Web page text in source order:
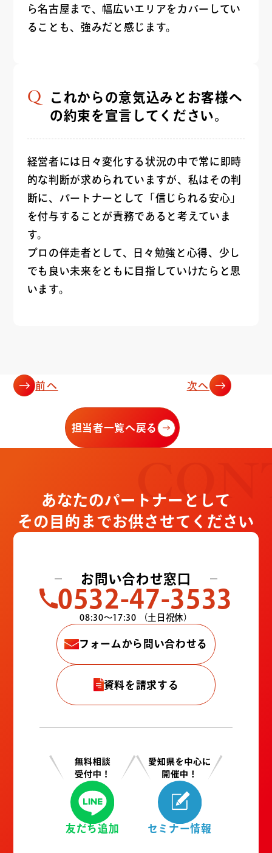
ら名古屋まで、幅広いエリアをカバーしてい
ることも、強みだと感じます。
これからの意気込みとお客様へ
の約束を宣言してください。
経営者には日々変化する状況の中で常に即時
的な判断が求められていますが、私はその判
断に、パートナーとして「信じられる安心」
を付与することが責務であると考えていま
す。
プロの伴走者として、日々勉強と心得、少し
でも良い未来をともに目指していけたらと思
います。
前へ
担当者一覧へ戻る
次へ
あなたのパートナーとして
その目的までお供させてください
お問い合わせ窓口
0532-47-3533
08:30〜17:30 （土日祝休）
フォームから問い合わせる
資料を請求する
友だち追加 セミナー情報